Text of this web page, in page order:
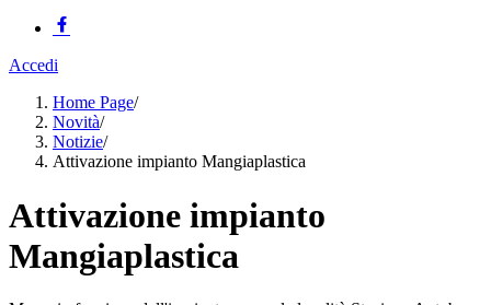
Accedi
Home Page/
Novità/
Notizie/
Attivazione impianto Mangiaplastica
Attivazione impianto
Mangiaplastica